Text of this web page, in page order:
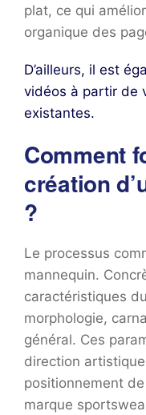
plat, ce qui
organique des
D’ailleurs, il est
vidéos à partir de
existantes.
Comment
création
?
Le processus
mannequin.
caractéristiques
morphologie,
général. Ces
direction
positionnement
marque